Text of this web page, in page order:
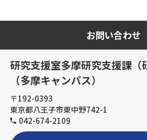
お問い合わせ
研究支援室多摩研究支援課（
（多摩キャンパス）
〒192-0393
東京都八王子市東中野742-1
042-674-2109